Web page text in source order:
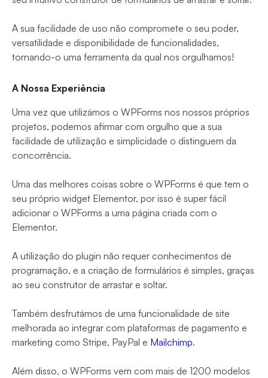
A sua facilidade de uso não compromete o seu poder,
versatilidade e disponibilidade de funcionalidades,
tornando-o uma ferramenta da qual nos orgulhamos!
A Nossa Experiência
Uma vez que utilizámos o WPForms nos nossos próprios
projetos, podemos afirmar com orgulho que a sua
facilidade de utilização e simplicidade o distinguem da
concorrência.
Uma das melhores coisas sobre o WPForms é que tem o
seu próprio widget Elementor, por isso é super fácil
adicionar o WPForms a uma página criada com o
Elementor.
A utilização do plugin não requer conhecimentos de
programação, e a criação de formulários é simples, graças
ao seu construtor de arrastar e soltar.
Também desfrutámos de uma funcionalidade de site
melhorada ao integrar com plataformas de pagamento e
marketing como Stripe, PayPal e Mailchimp.
Além disso, o WPForms vem com mais de 1200 modelos